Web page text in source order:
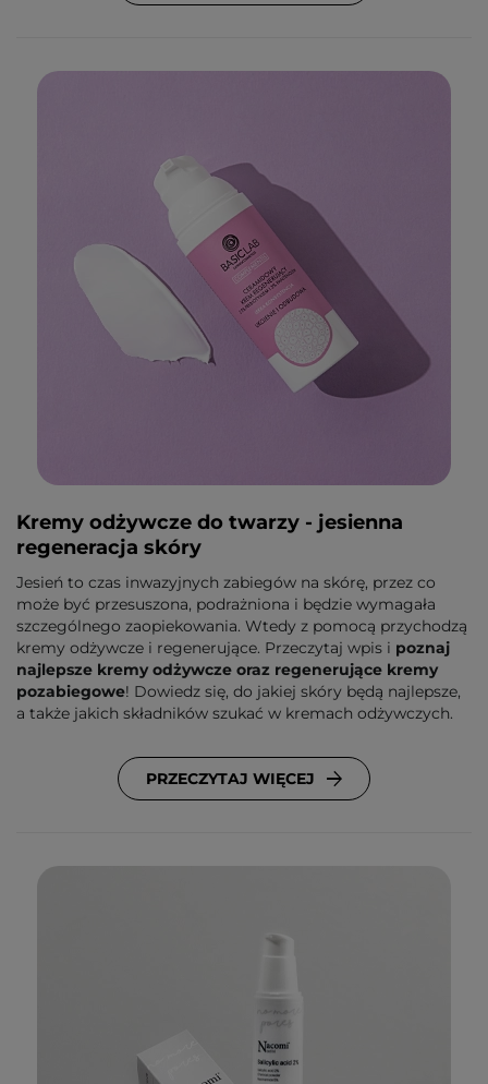
Kremy odżywcze do twarzy - jesienna
regeneracja skóry
Jesień to czas inwazyjnych zabiegów na skórę, przez co
może być przesuszona, podrażniona i będzie wymagała
szczególnego zaopiekowania. Wtedy z pomocą przychodzą
kremy odżywcze i regenerujące. Przeczytaj wpis i poznaj
najlepsze kremy odżywcze oraz regenerujące kremy
pozabiegowe! Dowiedz się, do jakiej skóry będą najlepsze,
a także jakich składników szukać w kremach odżywczych.
PRZECZYTAJ WIĘCEJ